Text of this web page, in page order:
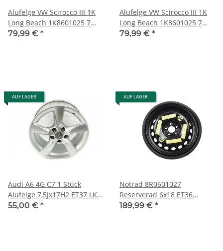
Alufelge VW Scirocco III 1K
Long Beach 1K8601025 7
x17 ET33 LK 5x112 Felge 1
79,99 € *
Alufelge VW Scirocco III 1K
Long Beach 1K8601025 7
x17 ET33 LK 5x112 Felge 1
79,99 € *
AUF LAGER
Audi A6 4G C7 1 Stück
Alufelge 7,5Jx17H2 ET37 LK
5x112 4G0071497 Kratzer/b
55,00 € *
AUF LAGER
Notrad 8R0601027
Reserverad 6x18 ET36
Vredestein 195/75-18 106P
189,99 € *